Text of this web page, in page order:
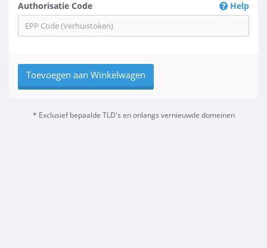
Authorisatie Code Help
Toevoegen aan Winkelwagen
* Exclusief bepaalde TLD's en onlangs vernieuwde domeinen